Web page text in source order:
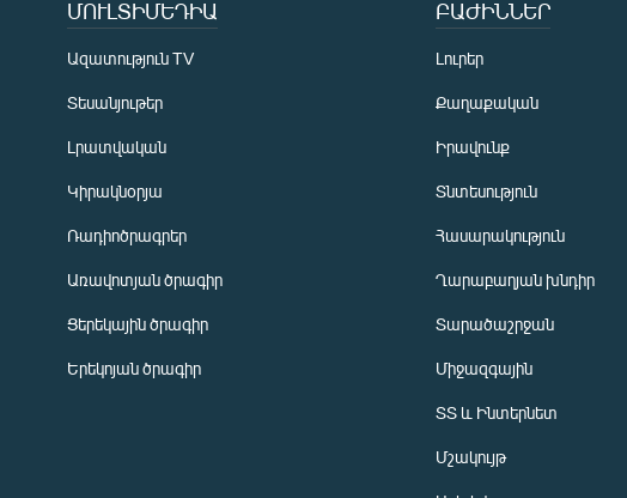
ՄՈՒԼՏԻՄԵԴԻԱ
Ազատություն TV
Տեսանյութեր
Լրատվական
Կիրակնօրյա
Ռադիոծրագրեր
Առավոտյան ծրագիր
Ցերեկային ծրագիր
Երեկոյան ծրագիր
ԲԱԺԻՆՆԵՐ
Լուրեր
Քաղաքական
Իրավունք
Տնտեսություն
Հասարակություն
Ղարաբաղյան խնդիր
Տարածաշրջան
Միջազգային
ՏՏ և Ինտերնետ
Մշակույթ